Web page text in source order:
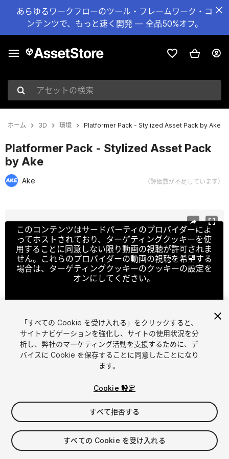
あらゆるワークフローのツール・フレームワーク・コ
ンテンツで、もっと速く開発 — 全品50%オフ。
アセットの検索
ホーム 3D 環境 Platformer Pack - Stylized Asset Pack by Ake
Platformer Pack - Stylized Asset Pack
by Ake
Ake （評価数が不足しています）
このコンテンツはサードパーティのプロバイダーによ
ってホストされており、ターゲティングクッキーを使
用することに同意しない限り動画の視聴が許可されま
せん。これらのプロバイダーの動画の視聴を希望する
場合は、ターゲティングクッキーのクッキーの設定を
オンにしてください。
クッキーの設定
1/23
$10
消費税は決済時に計算されます
「すべての Cookie を受け入れる」をクリックすると、
サイトナビゲーションを強化し、サイトの使用状況を分
析し、弊社のマーケティング活動を支援するために、デ
バイスに Cookie を保存することに同意したことになり
ます。
Cookie 設定
すべて拒否する
すべての Cookie を受け入れる